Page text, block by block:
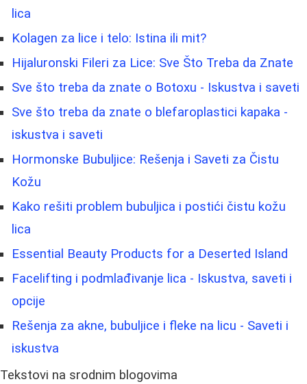
lica
Kolagen za lice i telo: Istina ili mit?
Hijaluronski Fileri za Lice: Sve Što Treba da Znate
Sve što treba da znate o Botoxu - Iskustva i saveti
Sve što treba da znate o blefaroplastici kapaka -
iskustva i saveti
Hormonske Bubuljice: Rešenja i Saveti za Čistu
Kožu
Kako rešiti problem bubuljica i postići čistu kožu
lica
Essential Beauty Products for a Deserted Island
Facelifting i podmlađivanje lica - Iskustva, saveti i
opcije
Rešenja za akne, bubuljice i fleke na licu - Saveti i
iskustva
Tekstovi na srodnim blogovima